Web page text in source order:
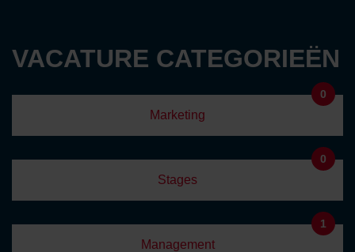
VACATURE CATEGORIEËN
Marketing
0
Stages
0
Management
1